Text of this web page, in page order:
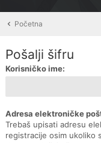
Početna
Pošalji šifru
Korisničko ime:
Adresa elektroničke
Trebaš upisati adresu
registracije osim ukoliko